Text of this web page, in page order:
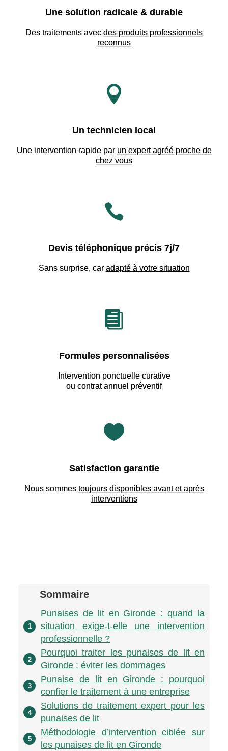
Une solution radicale & durable
Des traitements avec des produits professionnels
reconnus

Un technicien local
Une intervention rapide par un expert agréé proche de
chez vous

Devis téléphonique précis 7j/7
Sans surprise, car adapté à votre situation

Formules personnalisées
Intervention ponctuelle curative
ou contrat annuel préventif

Satisfaction garantie
Nous sommes toujours disponibles avant et après
interventions
Sommaire
1
Punaises de lit en Gironde : quand la
situation exige-t-elle une intervention
professionnelle ?
2
Pourquoi traiter les punaises de lit en
Gironde : éviter les dommages
3
Punaise de lit en Gironde : pourquoi
confier le traitement à une entreprise
4
Solutions de traitement expert pour les
punaises de lit
5
Méthodologie d’intervention ciblée sur
les punaises de lit en Gironde